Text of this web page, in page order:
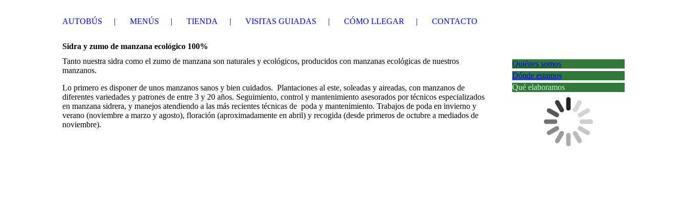
AUTOBÚS MENÚS TIENDA VISITAS GUIADAS CÓMO LLEGAR CONTACTO
Sidra y zumo de manzana ecológico 100%
Tanto nuestra sidra como el zumo de manzana son naturales y ecológicos, producidos con manzanas ecológicas de nuestros
manzanos.
Lo primero es disponer de unos manzanos sanos y bien cuidados. Plantaciones al este, soleadas y aireadas, con manzanos de
diferentes variedades y patrones de entre 3 y 20 años. Seguimiento, control y mantenimiento asesorados por técnicos especializados
en manzana sidrera, y manejos atendiendo a las más recientes técnicas de poda y mantenimiento. Trabajos de poda en invierno y
verano (noviembre a marzo y agosto), floración (aproximadamente en abril) y recogida (desde primeros de octubre a mediados de
noviembre).
Quiénes somos
Dónde estamos
Qué elaboramos